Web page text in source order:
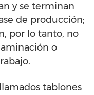
y se terminan
de producción;
por lo tanto, no
o
tablones